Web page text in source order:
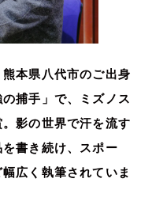
本県八代市のご出身
捕手」で、ミズノス
影の世界で汗を流す
書き続け、スポー
広く執筆されていま